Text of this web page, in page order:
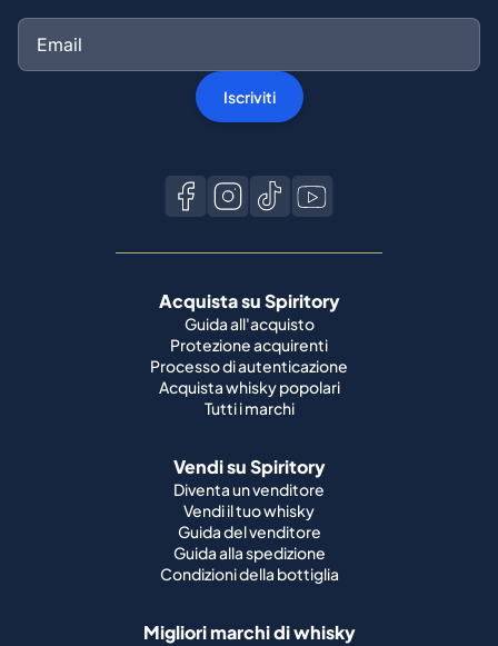
Iscriviti
Acquista su Spiritory
Guida all'acquisto
Protezione acquirenti
Processo di autenticazione
Acquista whisky popolari
Tutti i marchi
Vendi su Spiritory
Diventa un venditore
Vendi il tuo whisky
Guida del venditore
Guida alla spedizione
Condizioni della bottiglia
Migliori marchi di whisky